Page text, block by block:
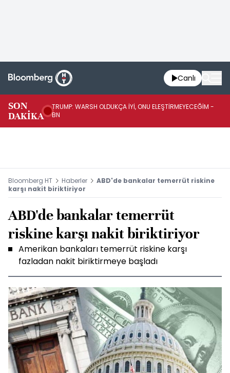
Canlı
SON
DAKİKA
TRUMP: WARSH OLDUKÇA İYİ, ONU ELEŞTİRMEYECEĞİM -
BN
Bloomberg HT Haberler
ABD'de bankalar temerrüt riskine
karşı nakit biriktiriyor
ABD'de bankalar temerrüt
riskine karşı nakit biriktiriyor
Amerikan bankaları temerrüt riskine karşı
fazladan nakit biriktirmeye başladı